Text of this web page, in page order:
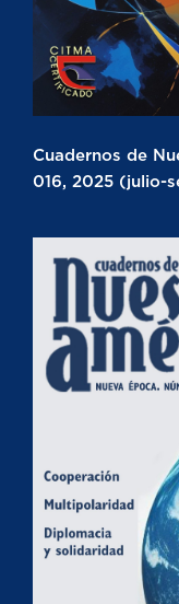
Cuadernos de
016, 2025 (julio-